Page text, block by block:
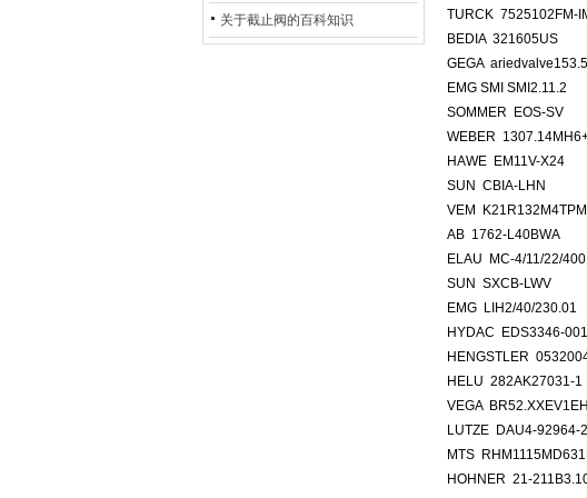
的地位*
关于截止阀的百科知识
TURCK 7525102FM-
BEDIA 321605US
GEGA
EMG SMI SMI2.11.2
SOMMER EOS-SV
WEBER
HAWE EM11V-X24
SUN CBIA-LHN
VEM
AB 1762-L40BWA
ELAU MC-4/11/22/400
SUN SXCB-LWV
EMG LIH2/40/230.01
HYDAC EDS3346-
HENGSTLER
HELU 282AK27031-1
VEGA
LUTZE DAU4-92964-
MTS
HOHNER 21-